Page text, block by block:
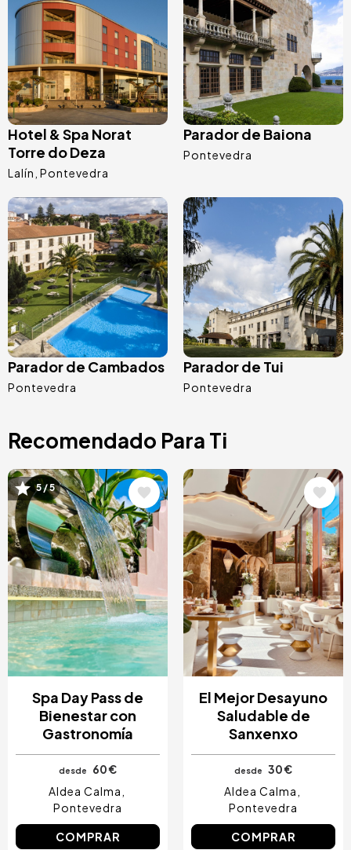
Hotel & Spa Norat
Torre do Deza
Lalín Pontevedra
Parador de Baiona
Pontevedra
Image
Parador de Cambados
Pontevedra
Image
Parador de Tui
Pontevedra
Recomendado Para Ti
Image
5 / 5
Spa Day Pass de
Bienestar con
Gastronomía
desde
60 €
Aldea Calma
Pontevedra
COMPRAR
Image
El Mejor Desayuno
Saludable de
Sanxenxo
desde
30 €
Aldea Calma
Pontevedra
COMPRAR